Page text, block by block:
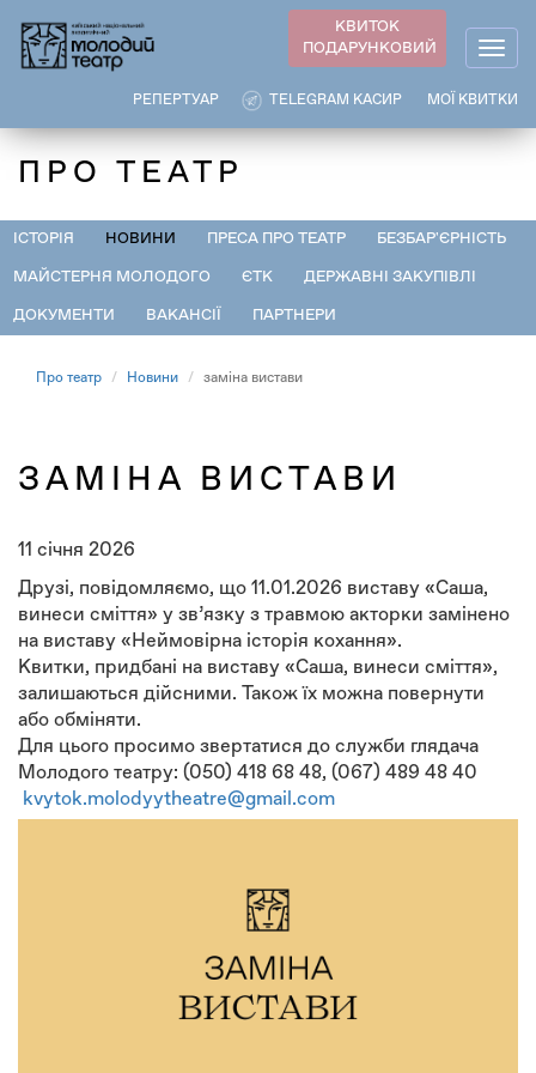
основного
КВИТОК
ПОДАРУНКОВИЙ
МОЇ КВИТКИ
TELEGRAM КАСИР
РЕПЕРТУАР
ПРО ТЕАТР
ІСТОРІЯ НОВИНИ ПРЕСА ПРО ТЕАТР БЕЗБАР'ЄРНІСТЬ
МАЙСТЕРНЯ МОЛОДОГО ЄТК ДЕРЖАВНІ ЗАКУПІВЛІ
ДОКУМЕНТИ ВАКАНСІЇ ПАРТНЕРИ
Про театр Новини заміна вистави
ЗАМІНА ВИСТАВИ
11 січня 2026
Друзі, повідомляємо, що 11.01.2026 виставу «Саша,
винеси сміття» у зв’язку з травмою акторки замінено
на виставу «Неймовірна історія кохання».
Квитки, придбані на виставу «Саша, винеси сміття»,
залишаються дійсними. Також їх можна повернути
або обміняти.
Для цього просимо звертатися до служби глядача
Молодого театру: (050) 418 68 48, (067) 489 48 40
kvytok.molodyytheatre@gmail.com